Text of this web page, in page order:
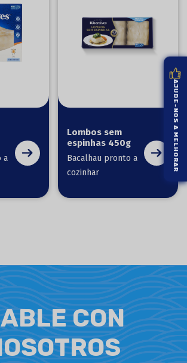
a
Lombos sem
espinhas 450g
Bacalhau pronto a
cozinhar
CON
AJUDE-NOS A MELHORAR